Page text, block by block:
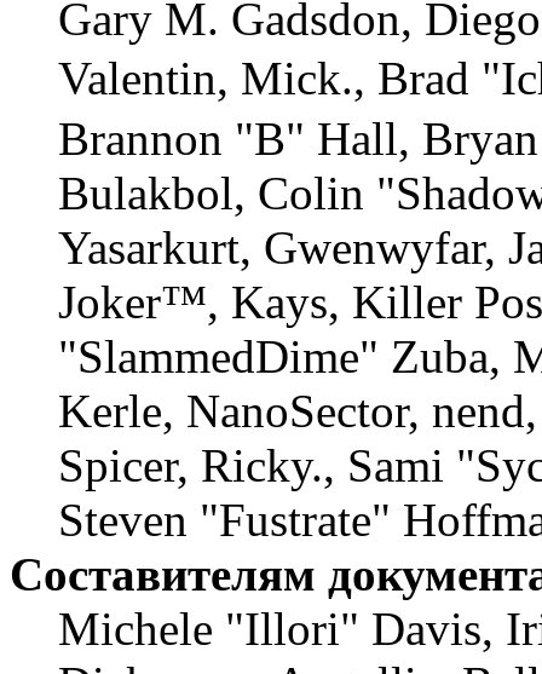
Gary M. Gadsdon,
Valentin, Mick., Brad
Brannon "B" Hall,
Bulakbol, Colin
Yasarkurt, Gwenwyfar,
Joker™, Kays, Killer
"SlammedDime" Zuba,
Kerle, NanoSector,
Spicer, Ricky., Sami
Steven "Fustrate"
Составителям
Michele "Illori" Davis,